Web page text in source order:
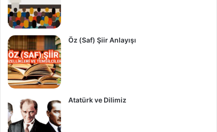
Öz (Saf) Şiir Anlayışı
Atatürk ve Dilimiz